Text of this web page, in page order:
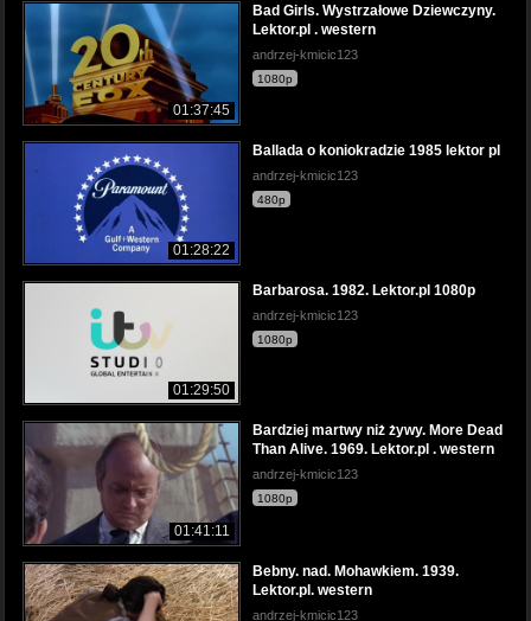
01:37:45
Bad Girls. Wystrzałowe Dziewczyny.
Lektor.pl . western
andrzej-kmicic123
1080p
01:28:22
Ballada o koniokradzie 1985 lektor pl
andrzej-kmicic123
480p
01:29:50
Barbarosa. 1982. Lektor.pl 1080p
andrzej-kmicic123
1080p
01:41:11
Bardziej martwy niż żywy. More Dead
Than Alive. 1969. Lektor.pl . western
andrzej-kmicic123
1080p
Bebny. nad. Mohawkiem. 1939.
Lektor.pl. western
andrzej-kmicic123